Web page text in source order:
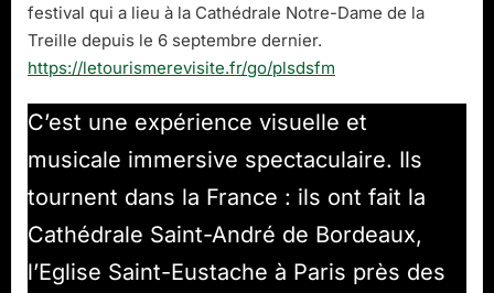
festival qui a lieu à la Cathédrale Notre-Dame de la
Treille depuis le 6 septembre dernier.
https://letourismerevisite.fr/go/plsdsfm
C’est une expérience visuelle et
musicale immersive spectaculaire. Ils
tournent dans la France : ils ont fait la
Cathédrale Saint-André de Bordeaux,
l’Eglise Saint-Eustache à Paris près des